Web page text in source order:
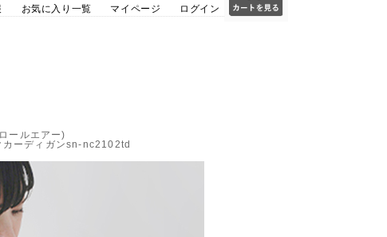
お気に入り一覧 マイページ ログイン
ールエアー)
カーディガンsn-nc2102td